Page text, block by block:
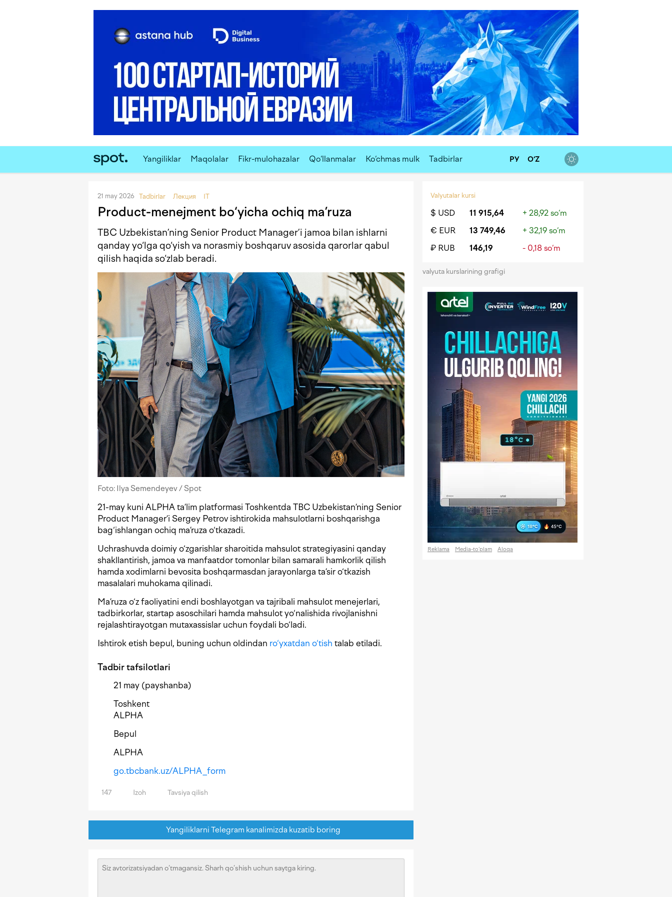
Yangiliklar Maqolalar Fikr-mulohazalar Qo‘llanmalar Ko‘chmas mulk Tadbirlar РУ O‘Z
21 may 2026 Tadbirlar Лекция IT
Product-menejment bo‘yicha ochiq ma’ruza
TBC Uzbekistan’ning Senior Product Manager’i jamoa bilan ishlarni
qanday yo‘lga qo‘yish va norasmiy boshqaruv asosida qarorlar qabul
qilish haqida so‘zlab beradi.
Foto: Ilya Semendeyev / Spot
21-may kuni ALPHA ta’lim platformasi Toshkentda TBC Uzbekistan’ning Senior
Product Manager’i Sergey Petrov ishtirokida mahsulotlarni boshqarishga
bag‘ishlangan ochiq ma’ruza o‘tkazadi.
Uchrashuvda doimiy o‘zgarishlar sharoitida mahsulot strategiyasini qanday
shakllantirish, jamoa va manfaatdor tomonlar bilan samarali hamkorlik qilish
hamda xodimlarni bevosita boshqarmasdan jarayonlarga ta’sir o‘tkazish
masalalari muhokama qilinadi.
Ma’ruza o‘z faoliyatini endi boshlayotgan va tajribali mahsulot menejerlari,
tadbirkorlar, startap asoschilari hamda mahsulot yo‘nalishida rivojlanishni
rejalashtirayotgan mutaxassislar uchun foydali bo‘ladi.
Ishtirok etish bepul, buning uchun oldindan ro‘yxatdan o‘tish talab etiladi.
Tadbir tafsilotlari
21 may (payshanba)
Toshkent
ALPHA
Bepul
ALPHA
go.tbcbank.uz/ALPHA_form
147 Izoh Tavsiya qilish
Yangiliklarni Telegram kanalimizda kuzatib boring
Valyutalar kursi
$ USD 11 915,64
+ 28,92 so‘m
€ EUR
13 749,46
+ 32,19 so‘m
₽ RUB
146,19 - 0,18 so‘m
valyuta kurslarining grafigi
Reklama Media-to‘plam Aloqa